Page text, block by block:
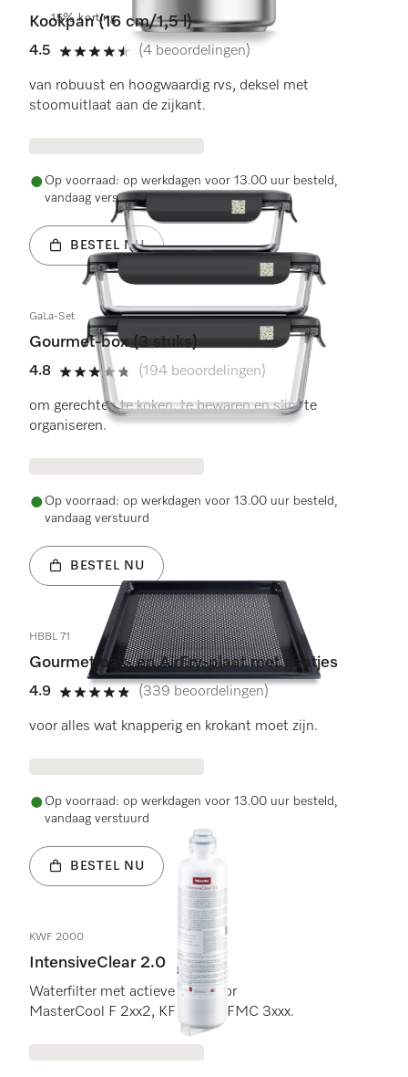
15% korting
Kookpan (16 cm/1,5 l)
4.5
4.5 sterren op 5
(4 beoordelingen)
van robuust en hoogwaardig rvs, deksel met
stoomuitlaat aan de zijkant.
Op voorraad: op werkdagen voor 13.00 uur besteld,
vandaag verstuurd
BESTEL NU
GaLa-Set
Gourmet-box (3 stuks)
4.8
4.8 sterren op 5
(194 beoordelingen)
om gerechten te koken, te bewaren en slim te
organiseren.
Op voorraad: op werkdagen voor 13.00 uur besteld,
vandaag verstuurd
BESTEL NU
HBBL 71
Gourmet bak- en AirFry-plaat met gaatjes
4.9
4.9 sterren op 5
(339 beoordelingen)
voor alles wat knapperig en krokant moet zijn.
Op voorraad: op werkdagen voor 13.00 uur besteld,
vandaag verstuurd
BESTEL NU
KWF 2000
IntensiveClear 2.0
Waterfilter met actieve kool voor
MasterCool F 2xx2, KF 2xx2, KFMC 3xxx.